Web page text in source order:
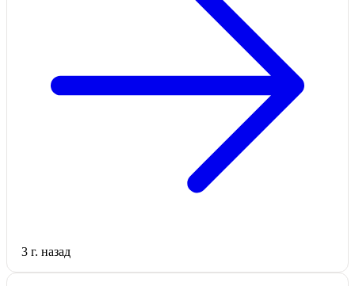
3 г. назад